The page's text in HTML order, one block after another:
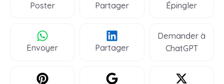
Poster Partager Épingler
Envoyer Partager
Demander à
ChatGPT